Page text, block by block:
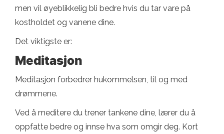
men vil øyeblikkelig bli bedre hvis du tar vare på
kostholdet og vanene dine.
Det viktigste er:
Meditasjon
Meditasjon forbedrer hukommelsen, til og med
drømmene.
Ved å meditere du trener tankene dine, lærer du å
oppfatte bedre og innse hva som omgir deg. Kort